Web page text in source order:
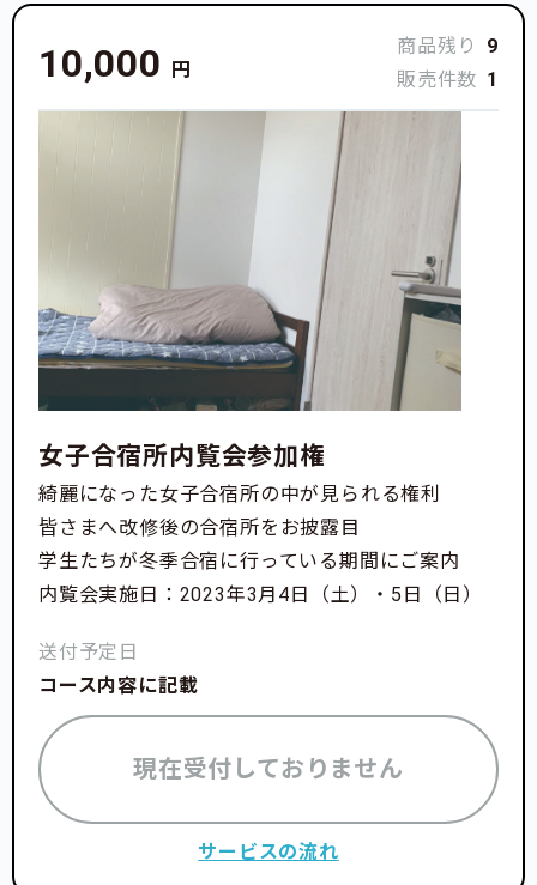
10,000 円
商品残り
9
販売件数 1
女子合宿所内覧会参加権
綺麗になった女子合宿所の中が見られる権利
皆さまへ改修後の合宿所をお披露目
学生たちが冬季合宿に行っている期間にご案内
内覧会実施日：2023年3月4日（土）・5日（日）
送付予定日
コース内容に記載
現在受付しておりません
サービスの流れ